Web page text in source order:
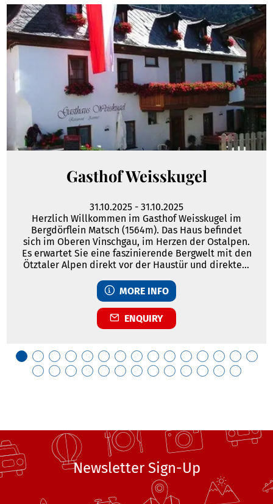
Gasthof Weisskugel
31.10.2025 - 31.10.2025
Herzlich Willkommen im Gasthof Weisskugel im
Bergdörflein Matsch (1564m). Das Haus befindet
sich im Oberen Vinschgau, im Herzen der Ostalpen.
Es erwartet Sie eine faszinierende Bergwelt mit den
Ötztaler Alpen direkt vor der Haustür und direktem
Das ganze Matschertal bildet ein weitläufiges,
urwüchsiges Wandergebiet durch Wald und Wiesen.
MORE INFO
ENQUIRY
Newsletter Sign-Up